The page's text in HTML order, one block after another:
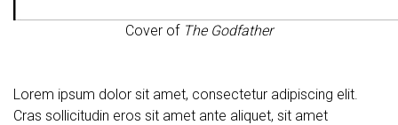
Cover of The Godfather
Lorem ipsum dolor sit amet, consectetur adipiscing elit.
Cras sollicitudin eros sit amet ante aliquet, sit amet